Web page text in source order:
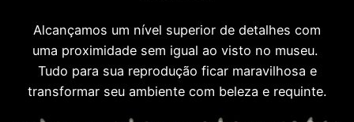
Alcançamos um nível superior de detalhes com
uma proximidade sem igual ao visto no museu.
Tudo para sua reprodução ficar maravilhosa e
transformar seu ambiente com beleza e requinte.